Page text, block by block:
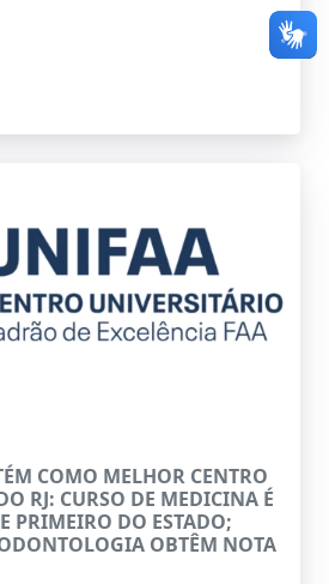
COMO MELHOR CENTRO
RJ: CURSO DE MEDICINA É
PRIMEIRO DO ESTADO;
OBTÊM NOTA